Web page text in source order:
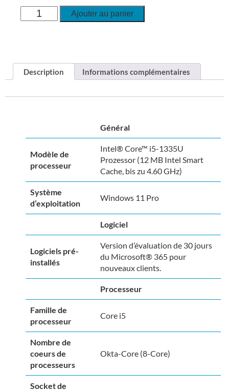
Ajouter au panier
Description Informations complémentaires
Général
Modèle de
processeur
Intel® Core™ i5-1335U
Prozessor (12 MB Intel Smart
Cache, bis zu 4.60 GHz)
Système
d’exploitation
Windows 11 Pro
Logiciel
Logiciels pré-
installés
Version d’évaluation de 30 jours
du Microsoft® 365 pour
nouveaux clients.
Processeur
Famille de
processeur
Core i5
Nombre de
coeurs de
processeurs
Okta-Core (8-Core)
Socket de